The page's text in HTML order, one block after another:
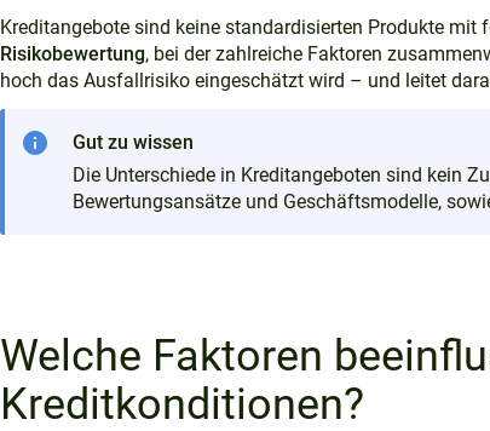
Kreditangebote sind keine standardisierten Produkte mit
Risikobewertung, bei der zahlreiche Faktoren
hoch das Ausfallrisiko eingeschätzt wird – und leitet
info
Gut zu wissen
Die Unterschiede in Kreditangeboten sind kein
Bewertungsansätze und Geschäftsmodelle,
Welche Faktoren
Kreditkonditionen?